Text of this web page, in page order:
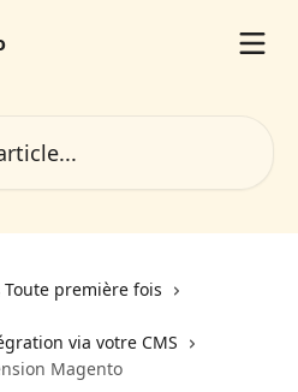
Toute première fois
via votre CMS
Magento